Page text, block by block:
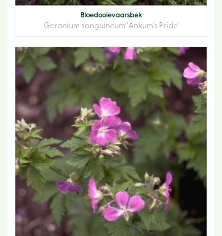
Bloedooievaarsbek
Geranium sanguineum 'Ankum's Pride'